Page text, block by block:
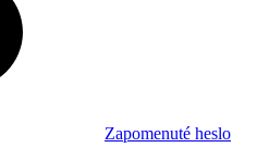
Zapomenuté heslo